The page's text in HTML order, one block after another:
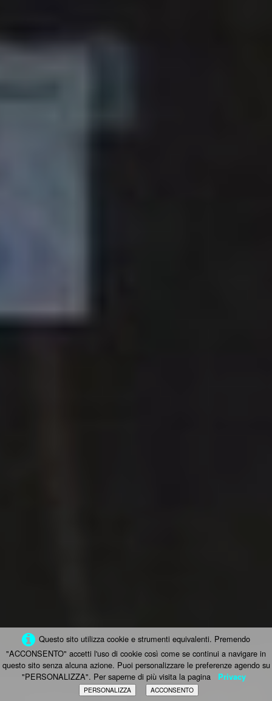
Questo sito utilizza cookie e strumenti equivalenti. Premendo
"ACCONSENTO" accetti l'uso di cookie così come se continui a navigare in
questo sito senza alcuna azione. Puoi personalizzare le preferenze agendo su
"PERSONALIZZA". Per saperne di più visita la pagina
Privacy
PERSONALIZZA ACCONSENTO